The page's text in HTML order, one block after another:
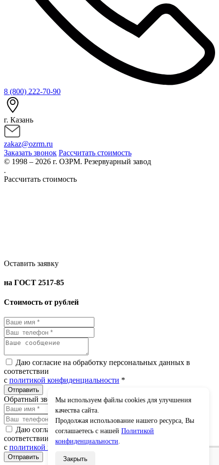
8 (800) 222-70-90
г. Казань
zakaz@ozrm.ru
Заказать звонок Рассчитать стоимость
© 1998 – 2026 г. ОЗРМ. Резервуарный завод
.
Рассчитать стоимость
Оставить заявку
на ГОСТ 2517-85
Стоимость от рублей
Даю согласие на обработку персональных данных в
соответствии
с политикой конфиденциальности *
Обратный звонок
Даю согласие на обработку персональных данных в
соответствии
с политикой конфиденциальности
Мы используем файлы cookies для улучшения
качества сайта.
Продолжая использование нашего ресурса, Вы
соглашаетесь с нашей Политикой
конфиденциальности.
Закрыть